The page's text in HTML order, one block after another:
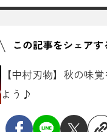
【中村刃物】秋の味
よう♪